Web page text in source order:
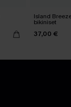
Island
bikiniset
37,00 €